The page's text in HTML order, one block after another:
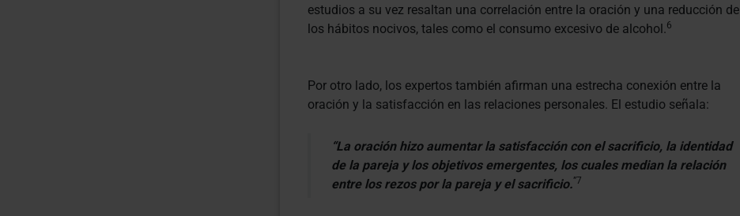
estudios a su vez resaltan una correlación entre la oración y una reducción de
los hábitos nocivos, tales como el consumo excesivo de alcohol.6
Por otro lado, los expertos también afirman una estrecha conexión entre la
oración y la satisfacción en las relaciones personales. El estudio señala:
“La oración hizo aumentar la satisfacción con el sacrificio, la identidad
de la pareja y los objetivos emergentes, los cuales median la relación
entre los rezos por la pareja y el sacrificio.”7